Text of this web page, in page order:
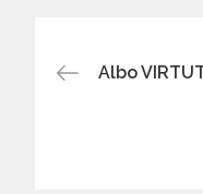
Albo